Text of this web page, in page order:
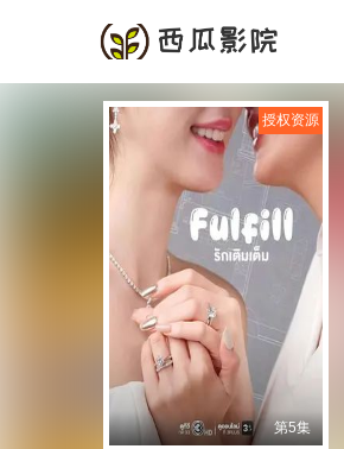
第5集
授权资源